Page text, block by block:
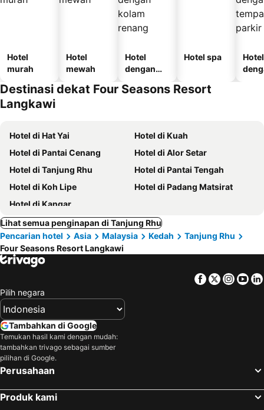
Hotel
murah
Hotel
mewah
Hotel
dengan
renang
Hotel spa
Hotel
Destinasi dekat Four Seasons Resort
Langkawi
Hotel di Hat Yai
Hotel di Kuah
Hotel di Pantai Cenang
Hotel di Alor Setar
Hotel di Tanjung Rhu
Hotel di Pantai Tengah
Hotel di Koh Lipe
Hotel di Padang Matsirat
Hotel di Kangar
Lihat semua penginapan di Tanjung Rhu
Pencarian hotel
Asia Malaysia Kedah
Tanjung Rhu
Four Seasons Resort Langkawi
Facebook
Twitter
Pilih negara
Tambahkan di Google
Temukan hasil kami dengan mudah:
tambahkan trivago sebagai sumber
pilihan di Google.
Perusahaan
Produk kami